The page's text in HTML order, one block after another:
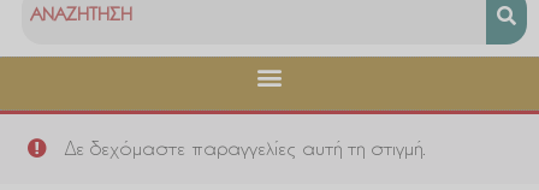
Δε δεχόμαστε παραγγελίες αυτή τη στιγμή.